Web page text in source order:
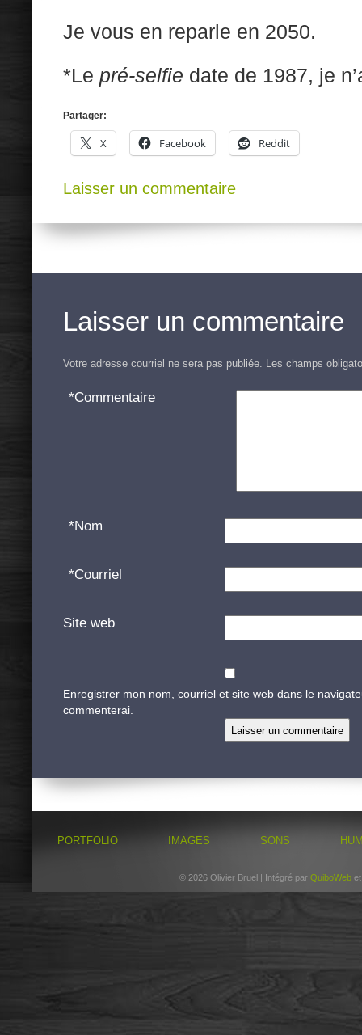
Je vous en reparle en 2050.
*Le pré-selfie date de 1987, je
Partager:
X Facebook Reddit
Laisser un commentaire
Laisser un commentaire
Votre adresse courriel ne sera pas publiée. Les champs
Commentaire
*
Nom
*
Courriel
*
Site web
Enregistrer mon nom, courriel et site web dans le
commenterai.
PORTFOLIO IMAGES SONS
© 2026 Olivier Bruel | Intégré par QuiboWeb